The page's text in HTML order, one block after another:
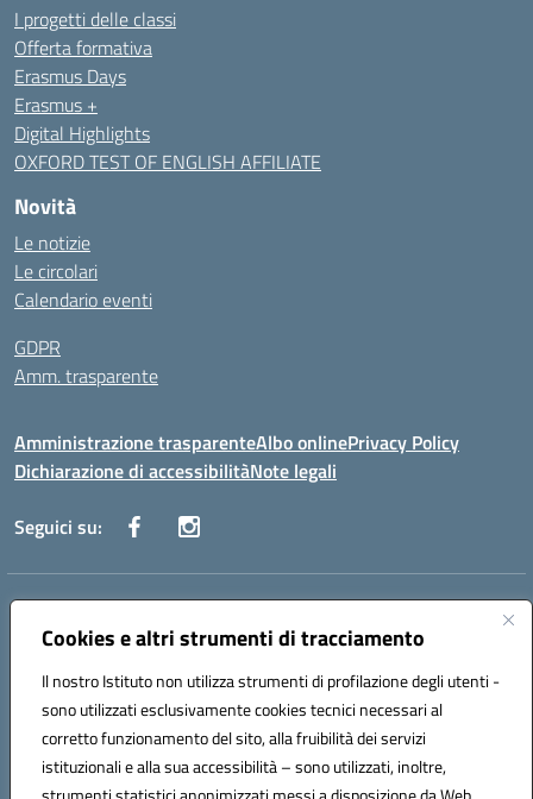
Cookies e altri strumenti di tracciamento
Il nostro Istituto non utilizza strumenti di profilazione degli utenti -
sono utilizzati esclusivamente cookies tecnici necessari al
corretto funzionamento del sito, alla fruibilità dei servizi
istituzionali e alla sua accessibilità – sono utilizzati, inoltre,
I progetti delle classi
Offerta formativa
Erasmus Days
Erasmus +
Digital Highlights
OXFORD TEST OF ENGLISH AFFILIATE
Novità
Le notizie
Le circolari
Calendario eventi
GDPR
Amm. trasparente
Amministrazione trasparenteAlbo onlinePrivacy Policy
Dichiarazione di accessibilitàNote legali
Seguici su:
Indirizzo:
Centralino:+39 080 2446680 Email:baic882008@istruzione.it
Codice fiscale: 80023470729
Codice meccanografico:
BAIC882008
Codice unico di fatturazione (CUF): UFEUNT